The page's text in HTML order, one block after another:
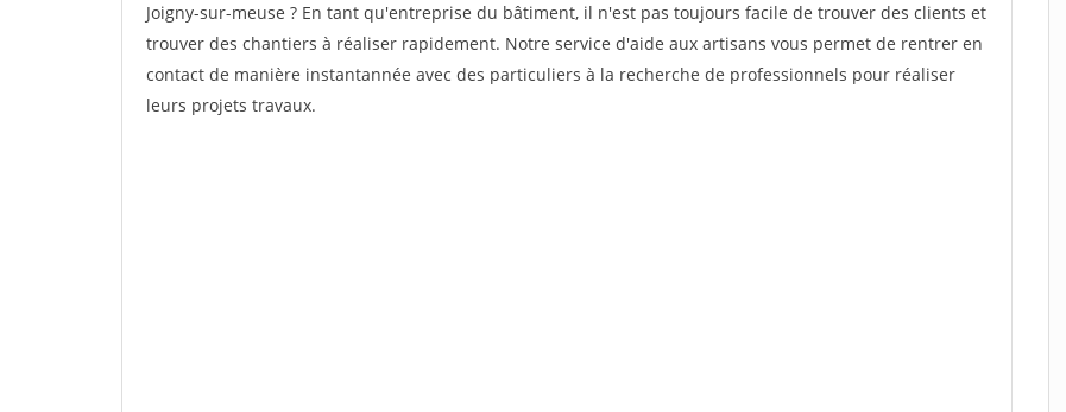
Joigny-sur-meuse ? En tant qu'entreprise du bâtiment, il n'est pas toujours facile de trouver des clients et
trouver des chantiers à réaliser rapidement. Notre service d'aide aux artisans vous permet de rentrer en
contact de manière instantannée avec des particuliers à la recherche de professionnels pour réaliser
leurs projets travaux.